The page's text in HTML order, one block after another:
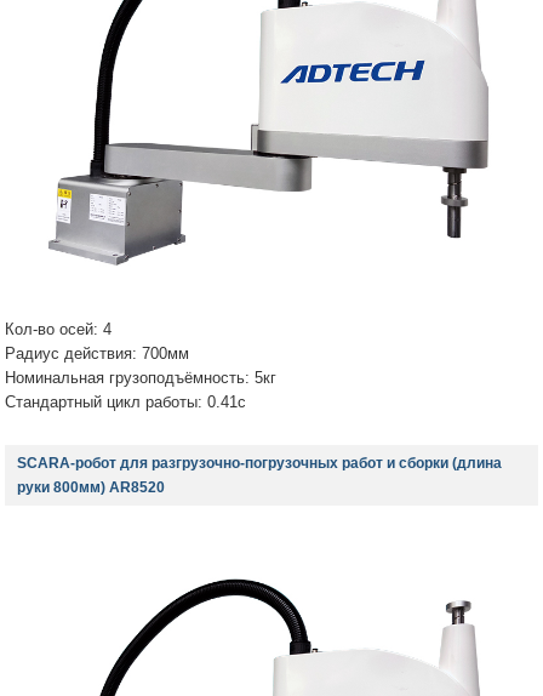
Кол-во осей: 4
Радиус действия: 700мм
Номинальная грузоподъёмность: 5кг
Стандартный цикл работы: 0.41с
SCARA-робот для разгрузочно-погрузочных работ и сборки (длина
руки 800мм) AR8520